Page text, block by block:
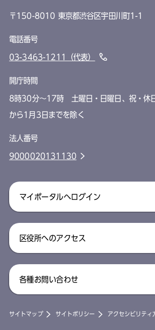
〒150-8010 東京都渋谷区宇田川町1-1
電話番号
03-3463-1211（代表）
開庁時間
8時30分～17時 土曜日・日曜日、祝・休
から1月3日までを除く
法人番号
9000020131130
マイポータルへログイン
区役所へのアクセス
各種お問い合わせ
サイトマップ サイトポリシー アクセシビリティ